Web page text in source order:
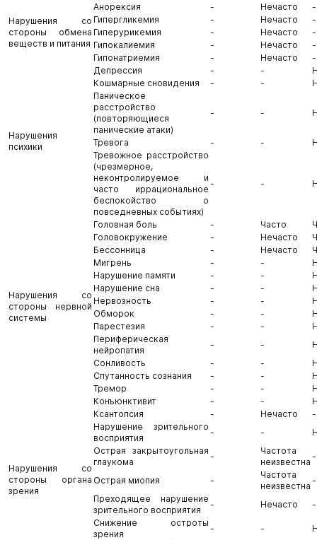
Нарушения со
стороны обмена
веществ и питания
Анорексия - Нечасто
-
Гипергликемия
- Нечасто
-
Гиперурикемия
- Нечасто
-
Гипокалиемия
- Нечасто
-
Гипонатриемия
- Нечасто -
Нарушения
психики
Депрессия - -
Кошмарные сновидения
- -
Паническое
расстройство
(повторяющиеся
панические атаки)
- -
Тревога - -
Тревожное расстройство
(чрезмерное,
неконтролируемое и
часто иррациональное
беспокойство о
повседневных событиях)
- -
Нарушения со
стороны нервной
системы
Головная боль - Часто
Головокружение
- Нечасто
Бессонница
- Нечасто
Мигрень
- -
Нарушение памяти
- -
Нарушение сна
- -
Нервозность
- -
Обморок
- -
Парестезия
- -
Периферическая
нейропатия
- -
Сонливость
- -
Спутанность сознания
- -
Тремор
- -
Нарушения со
стороны органа
зрения
Конъюнктивит - -
Ксантопсия
- Нечасто
-
Нарушение зрительного
восприятия
- -
Острая закрытоугольная
глаукома
-
Частота
неизвестна
-
Острая миопия -
Частота
неизвестна
-
Преходящее нарушение
зрительного восприятия
- Нечасто
-
Снижение остроты
зрения
- -